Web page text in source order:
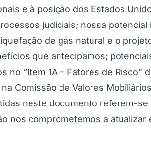
e à posição dos Estados
judiciais; nossa
de gás natural e o
que antecipamos;
“Item 1A – Fatores de Risco”
Comissão de Valores
neste documento referem-
nos comprometemos a